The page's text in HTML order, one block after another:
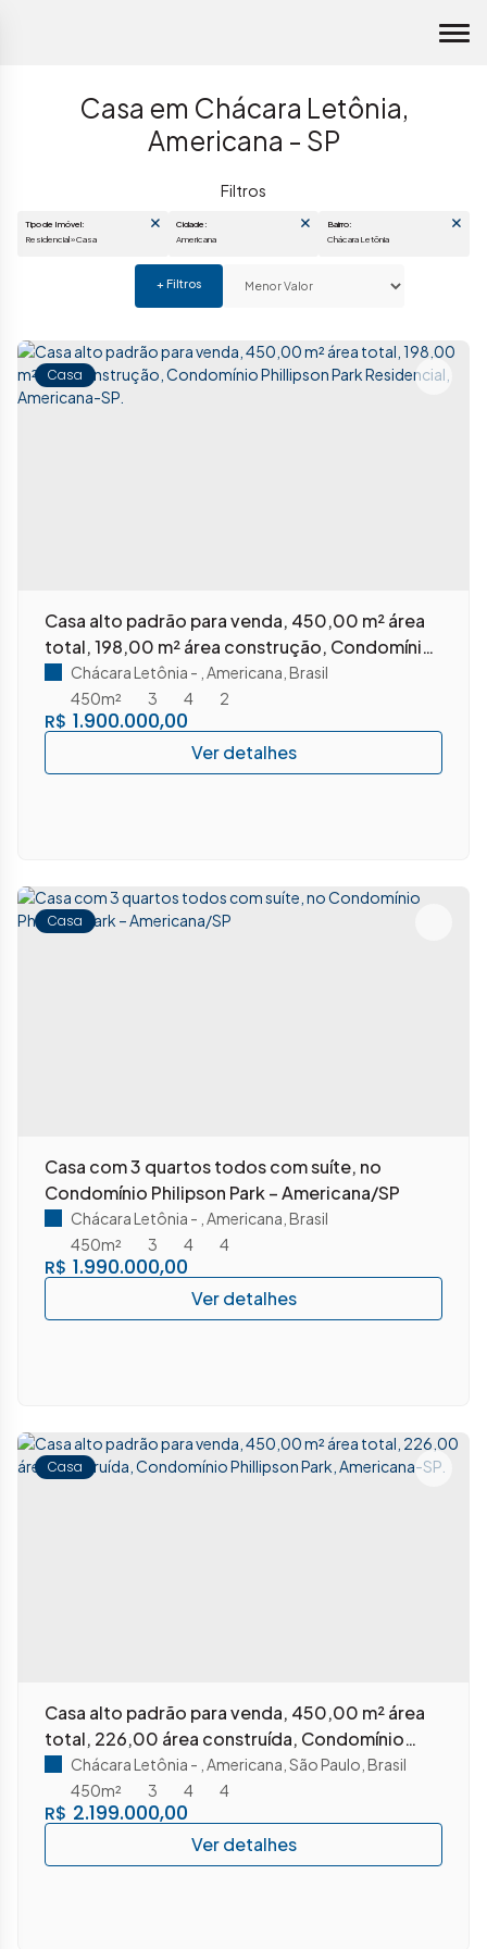
Casa em Chácara Letônia,
Americana - SP
Americana
Casa
Casa alto padrão para venda, 450,00 m² área
total, 198,00 m² área construção, Condomínio
Phillipson Park Residencial, Americana-SP.
R$ 1.900.000,00
Chácara Letônia Americana Brasil
3
4
450m² 2
Casa
Casa com 3 quartos todos com suíte, no
Condomínio Philipson Park – Americana/SP
R$ 1.990.000,00
Chácara Letônia Americana Brasil
3
4
450m² 4
Casa
Casa alto padrão para venda, 450,00 m² área
total, 226,00 área construída, Condomínio
Phillipson Park, Americana-SP.
R$ 2.199.000,00
Chácara Letônia Americana São Paulo Brasil
3
4
450m² 4